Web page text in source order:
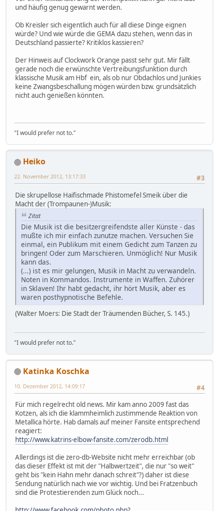
und häufig genug gewarnt werden.
Ob Kreisler sich eigentlich auch für all diese Dinge eignen
würde? Und wie würde die GEMA dazu stehen, wenn das in
Deutschland passierte? Kritiklos kassieren?
Der Hinweis auf Clockwork Orange passt sehr gut. Mir fällt
gerade noch die erwünschte Vertreibungsfunktion durch
klassische Musik am Hbf ein, als ob nur Obdachlos und Junkies
keine Zwangsbeschallung mögen würden bzw. grundsätzlich
nicht auch genießen könnten.
"I would prefer not to."
Heiko
#3
22. November 2012, 13:17:33
Die skrupellose Haifischmade Phistomefel Smeik über die
Macht der (Trompaunen-)Musik:
Zitat
Die Musik ist die besitzergreifendste aller Künste - das
mußte ich mir einfach zunutze machen. Versuchen Sie
einmal, ein Publikum mit einem Gedicht zum Tanzen zu
bringen! Oder zum Marschieren. Unmöglich! Nur Musik
kann das.
(...) ist es mir gelungen, Musik in Macht zu verwandeln.
Noten in Kommandos. Instrumente in Waffen. Zuhörer
in Sklaven! Ihr habt gedacht, ihr hört Musik, aber es
waren posthypnotische Befehle.
(Walter Moers: Die Stadt der Träumenden Bücher, S. 145.)
"I would prefer not to."
Katinka Koschka
#4
10. Dezember 2012, 14:09:17
Für mich regelrecht old news. Mir kam anno 2009 fast das
Kotzen, als ich die klammheimlich zustimmende Reaktion von
Metallica hörte. Hab damals auf meiner Fansite entsprechend
reagiert:
http://www.katrins-elbow-fansite.com/zerodb.html
Allerdings ist die zero-db-Website nicht mehr erreichbar (ob
das dieser Effekt ist mit der "Halbwertzeit", die nur "so weit"
geht bis "kein Hahn mehr danach schreit"?) daher ist diese
Sendung natürlich nach wie vor wichtig. Und bei Fratzenbuch
sind die Protestierenden zum Glück noch...